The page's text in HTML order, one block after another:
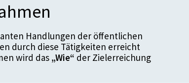
geschützten Personentransport um drei
für Soldatinnen und Soldaten nicht im
Handlungen der öffentlichen
durch diese Tätigkeiten erreicht
wird das „Wie“ der Zielerreichung